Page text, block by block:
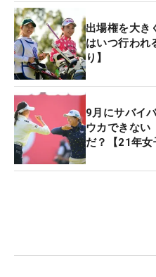
は4320万円）もの大金
に2位でも2640万円、3
独順位の場合）というの
では過去に「ISPSハンダ
勝者に5200万円（18年
しのぐ“日本一のビッグト
この賞金レースを大きく
は、6月24〜27日に例年
こりそうだ。
出場権を大き
はいつ行われ
り】
9月にサバイ
ウカできない
だ？【21年女